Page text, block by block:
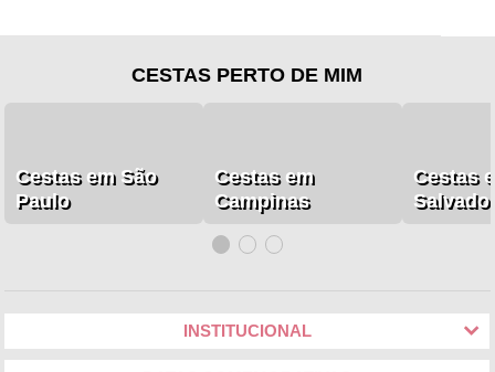
CESTAS PERTO DE MIM
Cestas em São
Paulo
Cestas em
Campinas
Cestas
INSTITUCIONAL